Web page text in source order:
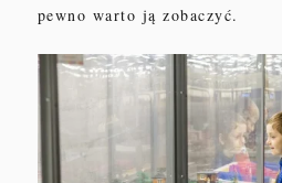
pewno warto ją zobaczyć.